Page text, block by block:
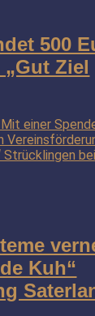
500
Ziel
einer
Strücklingen
Kuh“